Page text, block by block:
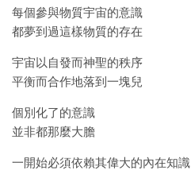
每個參與物質宇宙的意識
都夢到過這樣物質的存在
宇宙以自發而神聖的秩序
平衡而合作地落到一塊兒
個別化了的意識
並非都那麼大膽
一開始必須依賴其偉大的內在知識